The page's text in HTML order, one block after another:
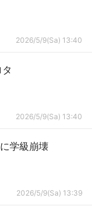
2026/5/9(Sa) 13:40
2026/5/9(Sa) 13:40
学級崩壊
2026/5/9(Sa) 13:39